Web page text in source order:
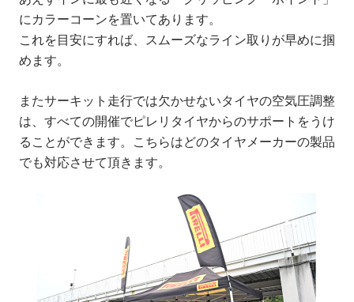
にカラーコーンを置いてあります。
これを目安にすれば、スムーズなライン取りが早めに掴
めます。
またサーキット走行では欠かせないタイヤの空気圧調整
は、すべての開催でピレリタイヤからのサポートをうけ
ることができます。こちらはどのタイヤメーカーの製品
でも対応させて頂きます。